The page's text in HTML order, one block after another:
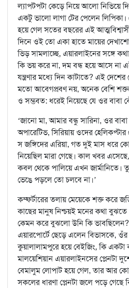
ল্যাপটপটা কেড়ে নিয়ে আলো নিভিয়ে
একটু ভালো লাগা টের পেলেন লিপিকা।
হয়ে গেল সতের বছরের এই
দিনে ওই তো একা হাতে মায়ের
ভিড় সামলাচ্ছে, এয়ারলাইনের সঙ্গে
কি ভয় করে না, দম বন্ধ হয়ে আসে না
যন্ত্রণার মধ্যে দিন কাটাতে? এই
মতো আবেগপ্রবণ নয়, অনেক বেশি
ও সম্ভবত: ধরেই নিয়েছে যে ওর বাবা
‘জানো মা, আমার বন্ধু সারিনা, ওর
অপারেটিভ, সিরিয়ায় ওদের
স জঙ্গিদের এরিয়া, গত দুই মাস ধরে
নিয়েছিল মারা গেছে। কাল খবর
কবল থেকে পালিয়ে এখন
ভেঙে পড়লে তো চলবে না।’
কম্ফর্টারের তলায় মেয়েকে শক্ত করে
কাছের মানুষ নিশ্চয়ই মনের কথা বুঝতে
কেমন করে বুঝলো উনি কি
এয়ারপোর্টে ছেড়ে এলেন বিভাসকে, ওঁর
কুয়ালালামপুরে হয়ে বেইজিং, কি
মালয়েশিয়ান এয়ারলাইনসের প্লেনটা
বেমালুম লোপাট হয়ে গেল, তার আর
সকলের ধারণা প্লেনটা জলে পড়ে গেছে